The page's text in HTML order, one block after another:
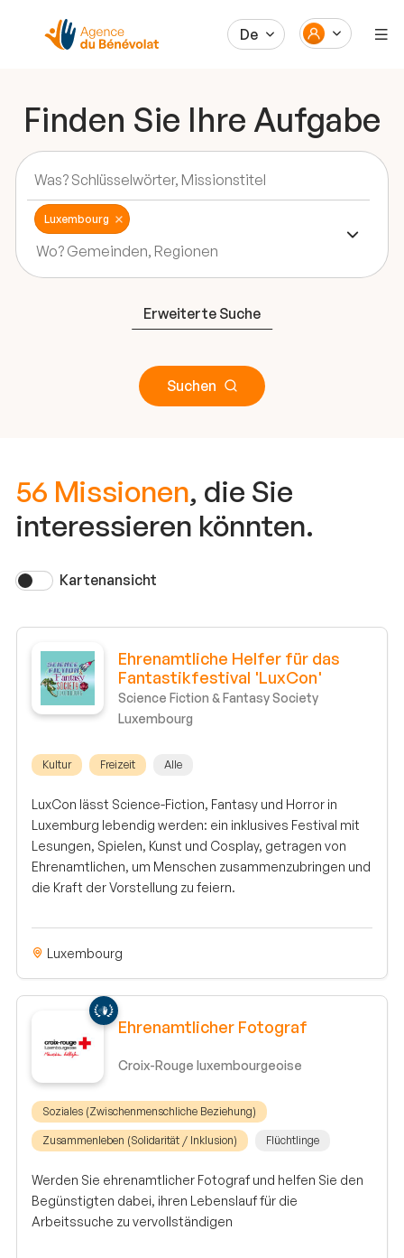
De
Finden Sie Ihre Aufgabe
Luxembourg
Erweiterte Suche
Suchen
56 Missionen, die Sie
interessieren könnten.
Kartenansicht
Ehrenamtliche Helfer für das
Fantastikfestival 'LuxCon'
Science Fiction & Fantasy Society
Luxembourg
Kultur Freizeit Alle
LuxCon lässt Science-Fiction, Fantasy und Horror in
Luxemburg lebendig werden: ein inklusives Festival mit
Lesungen, Spielen, Kunst und Cosplay, getragen von
Ehrenamtlichen, um Menschen zusammenzubringen und
die Kraft der Vorstellung zu feiern.
Luxembourg
Ehrenamtlicher Fotograf
Croix-Rouge luxembourgeoise
Soziales (Zwischenmenschliche Beziehung)
Zusammenleben (Solidarität / Inklusion) Flüchtlinge
Werden Sie ehrenamtlicher Fotograf und helfen Sie den
Begünstigten dabei, ihren Lebenslauf für die
Arbeitssuche zu vervollständigen